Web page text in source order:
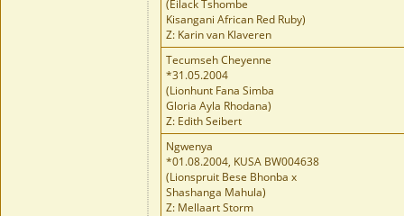
(Eilack Tshombe
Kisangani African Red Ruby)
Z: Karin van Klaveren
Tecumseh Cheyenne
*31.05.2004
(Lionhunt Fana Simba
Gloria Ayla Rhodana)
Z: Edith Seibert
Ngwenya
*01.08.2004, KUSA BW004638
(Lionspruit Bese Bhonba x
Shashanga Mahula)
Z: Mellaart Storm